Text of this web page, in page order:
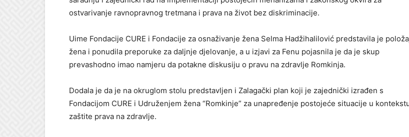
ostvarivanje ravnopravnog tretmana i prava na život bez diskriminacije.
Uime Fondacije CURE i Fondacije za osnaživanje žena Selma Hadžihalilović predstavila je
žena i ponudila preporuke za daljnje djelovanje, a u izjavi za Fenu pojasnila je da je skup
prevashodno imao namjeru da potakne diskusiju o pravu na zdravlje Romkinja.
Dodala je da je na okruglom stolu predstavljen i Zalagački plan koji je zajednički izrađen s
Fondacijom CURE i Udruženjem žena “Romkinje” za unapređenje postojeće situacije u
zaštite prava na zdravlje.